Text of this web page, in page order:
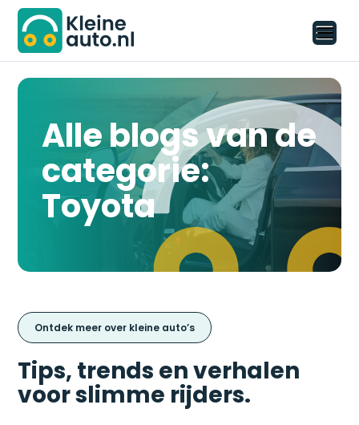
Alle blogs van de
categorie:
Toyota
Ontdek meer over kleine auto’s
Tips, trends en verhalen
voor slimme rijders.